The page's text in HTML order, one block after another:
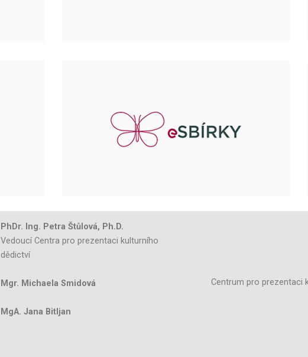
PhDr. Ing. Petra Štůlová, Ph.D.
Vedoucí Centra pro prezentaci kulturního
dědictví
Mgr. Michaela Smidová
MgA. Jana Bitljan
Centrum pro prezentaci